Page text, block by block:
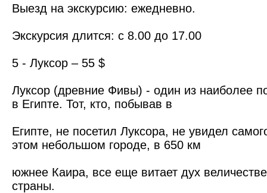
Выезд на экскурсию: ежедневно.
Экскурсия длится: с 8.00 до 17.00
5 - Луксор – 55 $
Луксор (древние Фивы) - один из наиболее
в Египте. Тот, кто, побывав в
Египте, не посетил Луксора, не увидел
этом небольшом городе, в 650 км
южнее Каира, все еще витает дух
страны.